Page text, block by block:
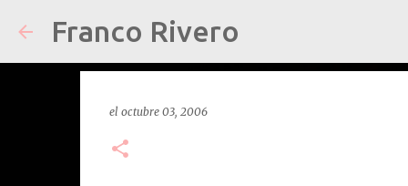
Franco Rivero
el octubre 03, 2006